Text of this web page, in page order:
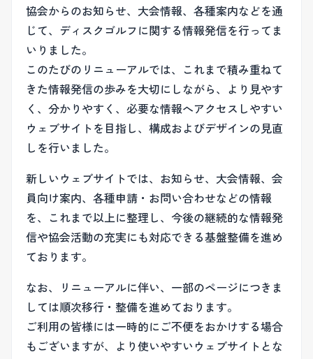
協会からのお知らせ、大会情報、各種案内などを通
じて、ディスクゴルフに関する情報発信を行ってま
いりました。
このたびのリニューアルでは、これまで積み重ねて
きた情報発信の歩みを大切にしながら、より見やす
く、分かりやすく、必要な情報へアクセスしやすい
ウェブサイトを目指し、構成およびデザインの見直
しを行いました。
新しいウェブサイトでは、お知らせ、大会情報、会
員向け案内、各種申請・お問い合わせなどの情報
を、これまで以上に整理し、今後の継続的な情報発
信や協会活動の充実にも対応できる基盤整備を進め
ております。
なお、リニューアルに伴い、一部のページにつきま
しては順次移行・整備を進めております。
ご利用の皆様には一時的にご不便をおかけする場合
もございますが、より使いやすいウェブサイトとな